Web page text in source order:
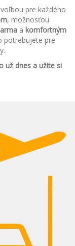
pre každého
, možnosťou
a komfortným
potrebujete pre
už dnes a užite si